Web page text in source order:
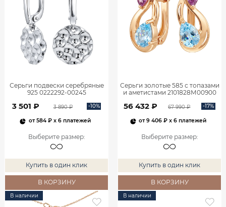
Серьги подвески серебряные
925 0222292-00245
3 501 ₽ 3 890 ₽ -10%
от584 ₽x 6 платежей
Выберите размер:
Купить в один клик
В КОРЗИНУ
Серьги золотые 585 с топазами
и аметистами 2101828М00900
56 432 ₽ 67 990 ₽ -17%
от9 406 ₽ x 6 платежей
Выберите размер:
Купить в один клик
В КОРЗИНУ
В наличии В наличии